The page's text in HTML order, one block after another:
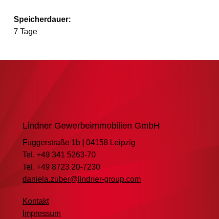
Speicherdauer:
7 Tage
Lindner Gewerbeimmobilien GmbH
Fuggerstraße 1b | 04158 Leipzig
Tel. +49 341 5263-70
Tel. +49 8723 20-7230
daniela.zuber@lindner-group.com
Kontakt
Impressum